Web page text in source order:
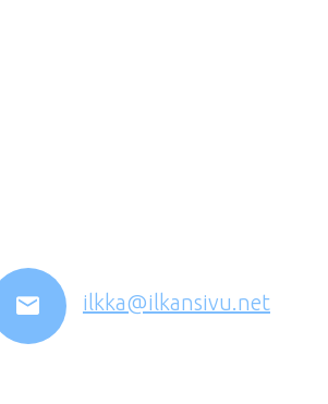
ilkka@ilkansivu.net